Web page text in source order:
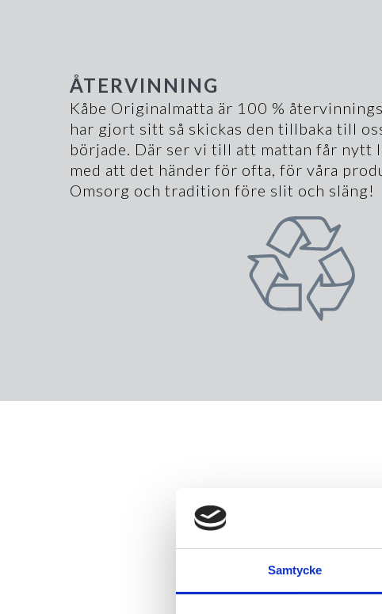
Samtycke
ÅTERVINNING
Kåbe Originalmatta är 100 %
har gjort sitt så skickas den tillbaka till
började. Där ser vi till att mattan får nytt
med att det händer för ofta, för våra
Omsorg och tradition före slit och släng!